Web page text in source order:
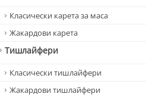
Класически карета за маса
Жакардови карета
Тишлайфери
Класически тишлайфери
Жакардови тишлайфери